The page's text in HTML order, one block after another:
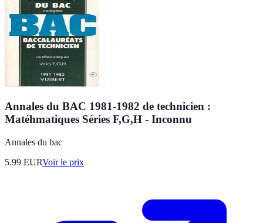
Annales du BAC 1981-1982 de technicien :
Matéhmatiques Séries F,G,H - Inconnu
Annales du bac
5.99 EURVoir le prix